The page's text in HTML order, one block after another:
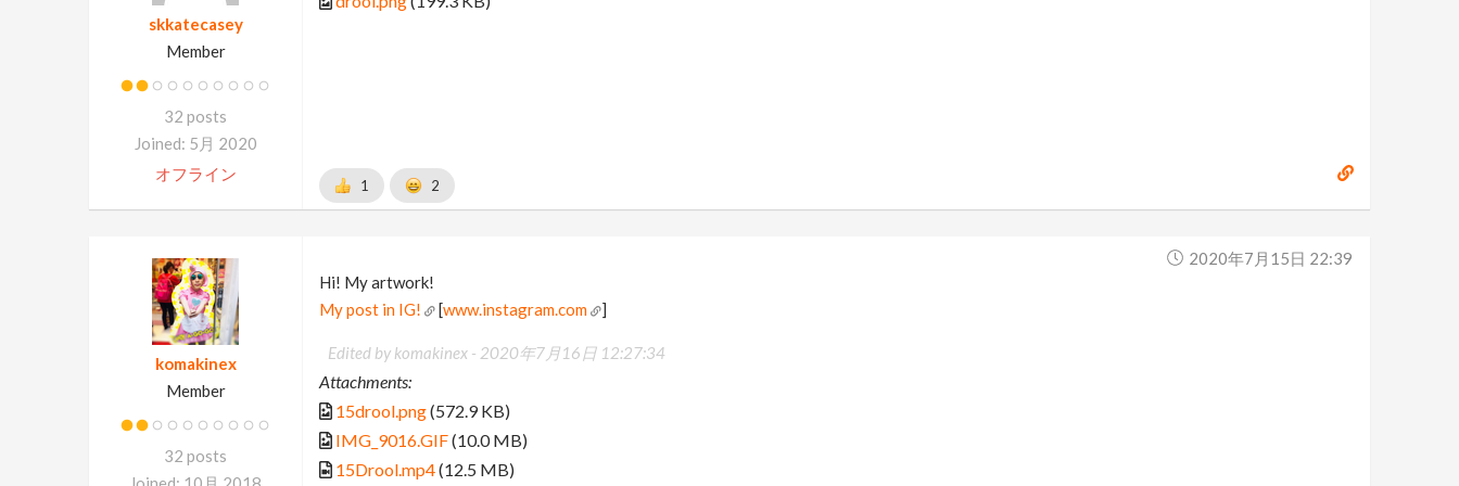
skkatecasey
Member
32 posts
Joined: 5月 2020
オフライン
1 2
komakinex
Member
32 posts
2020年7月15日 22:39
Hi! My artwork!
My post in IG!
[www.instagram.com ]
Edited by komakinex - 2020年7月16日 12:27:34
Attachments:
15drool.png(572.9 KB)
IMG_9016.GIF(10.0 MB)
15Drool.mp4(12.5 MB)